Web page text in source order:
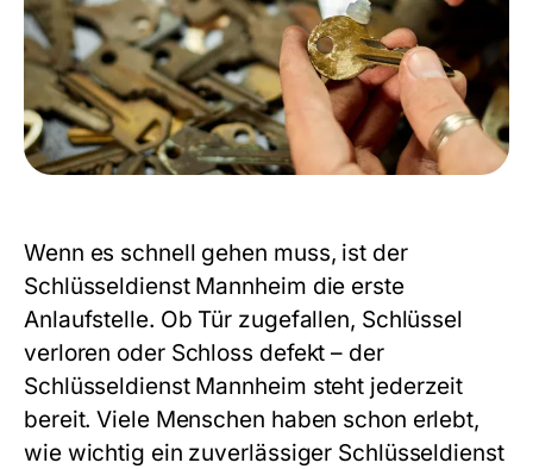
Wenn es schnell gehen muss, ist der
Schlüsseldienst Mannheim die erste
Anlaufstelle. Ob Tür zugefallen, Schlüssel
verloren oder Schloss defekt – der
Schlüsseldienst Mannheim steht jederzeit
bereit. Viele Menschen haben schon erlebt,
wie wichtig ein zuverlässiger Schlüsseldienst